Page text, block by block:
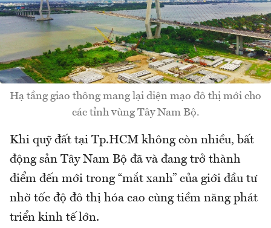
Hạ tầng giao thông mang lại diện mạo đô thị mới cho
các tỉnh vùng Tây Nam Bộ.
Khi quỹ đất tại Tp.HCM không còn nhiều, bất
động sản Tây Nam Bộ đã và đang trở thành
điểm đến mới trong “mắt xanh” của giới đầu tư
nhờ tốc độ đô thị hóa cao cùng tiềm năng phát
triển kinh tế lớn.